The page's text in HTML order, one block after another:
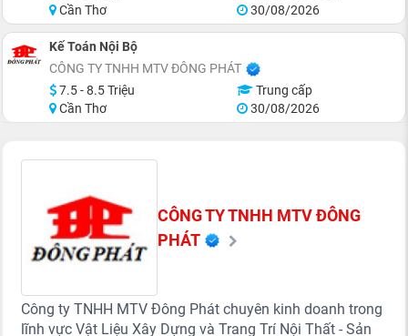
Cần Thơ
30/08/2026
Kế Toán Nội Bộ
CÔNG TY TNHH MTV ĐÔNG PHÁT
7.5 - 8.5 Triệu
Trung cấp
Cần Thơ
30/08/2026
CÔNG TY TNHH MTV ĐÔNG
PHÁT
Công ty TNHH MTV Đông Phát chuyên kinh doanh trong
lĩnh vực Vật Liệu Xây Dựng và Trang Trí Nội Thất - Sản